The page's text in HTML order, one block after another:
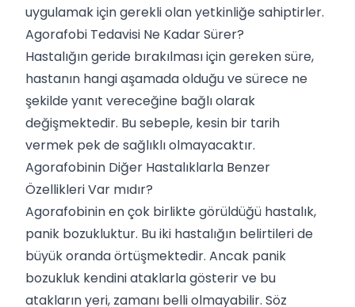
uygulamak için gerekli olan yetkinliğe sahiptirler.
Agorafobi Tedavisi Ne Kadar Sürer?
Hastalığın geride bırakılması için gereken süre,
hastanın hangi aşamada olduğu ve sürece ne
şekilde yanıt vereceğine bağlı olarak
değişmektedir. Bu sebeple, kesin bir tarih
vermek pek de sağlıklı olmayacaktır.
Agorafobinin Diğer Hastalıklarla Benzer
Özellikleri Var mıdır?
Agorafobinin en çok birlikte görüldüğü hastalık,
panik bozukluktur. Bu iki hastalığın belirtileri de
büyük oranda örtüşmektedir. Ancak panik
bozukluk kendini ataklarla gösterir ve bu
atakların yeri, zamanı belli olmayabilir. Söz